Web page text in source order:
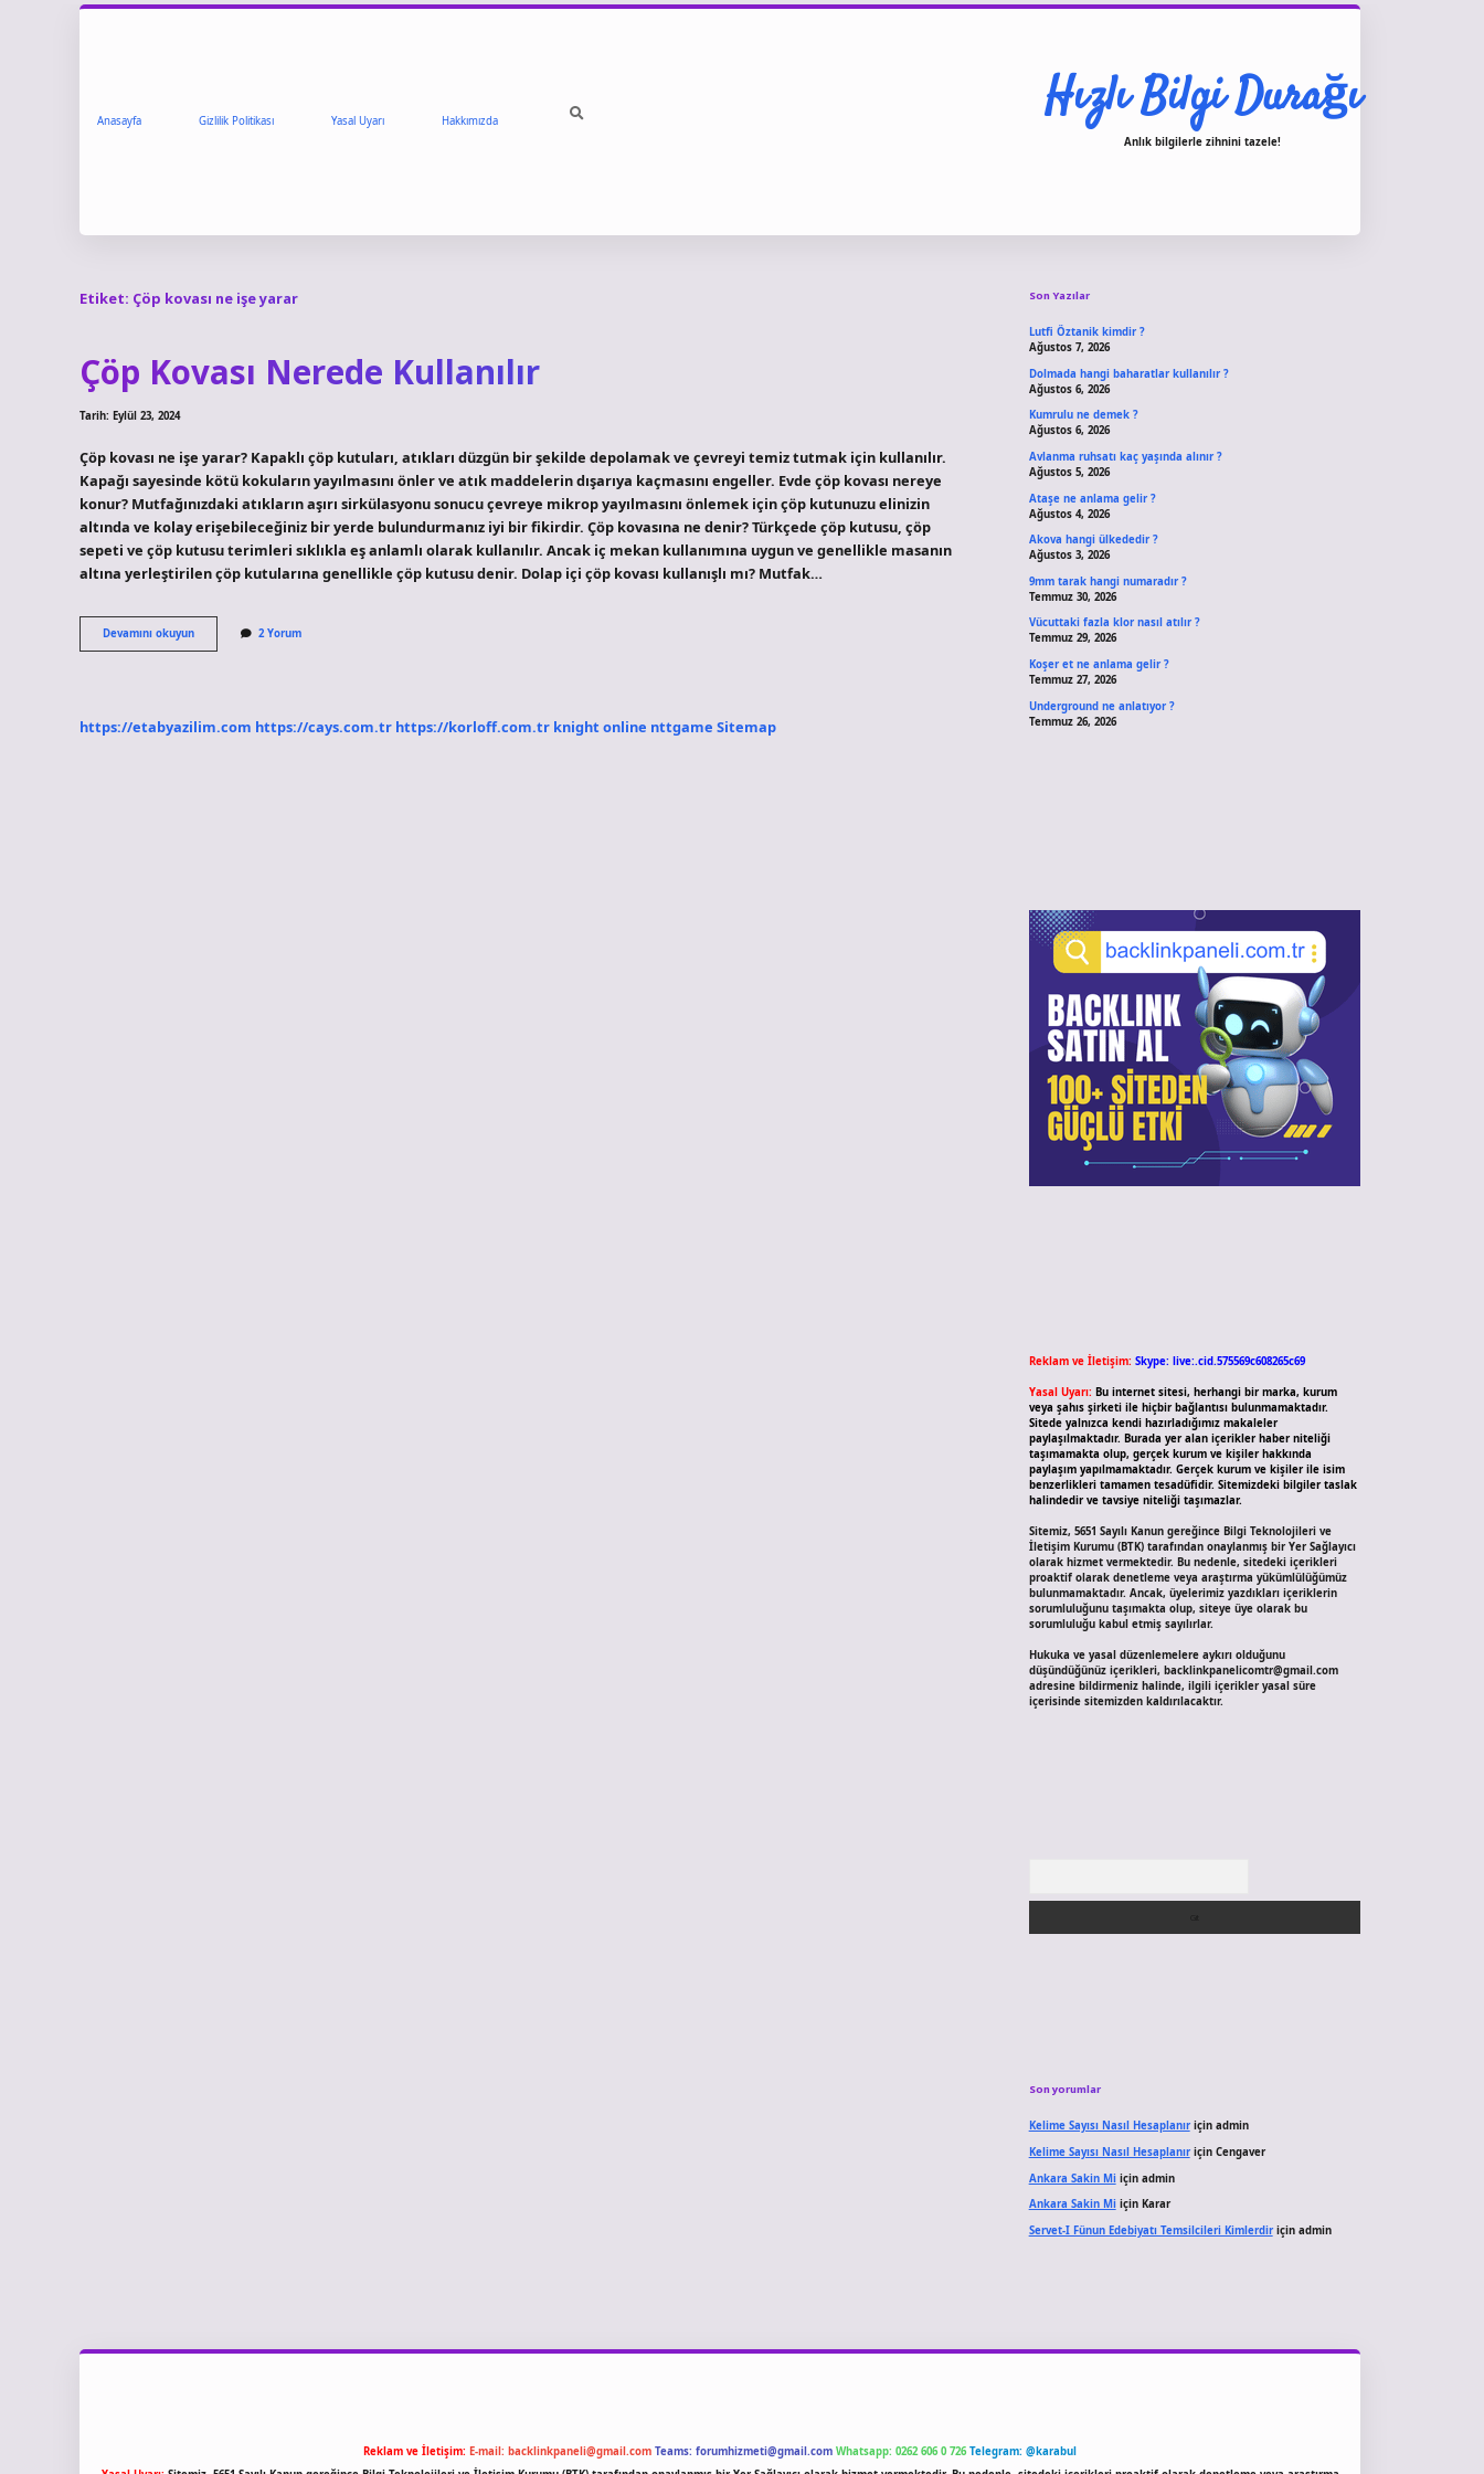
Anasayfa Gizlilik Politikası Yasal Uyarı Hakkımızda Hızlı Bilgi Durağı
Anlık bilgilerle zihnini tazele!
Etiket: Çöp kovası ne işe yarar
Çöp Kovası Nerede Kullanılır
Tarih: Eylül 23, 2024
Çöp kovası ne işe yarar? Kapaklı çöp kutuları, atıkları düzgün bir şekilde depolamak ve çevreyi temiz tutmak için kullanılır.
Kapağı sayesinde kötü kokuların yayılmasını önler ve atık maddelerin dışarıya kaçmasını engeller. Evde çöp kovası nereye
konur? Mutfağınızdaki atıkların aşırı sirkülasyonu sonucu çevreye mikrop yayılmasını önlemek için çöp kutunuzu elinizin
altında ve kolay erişebileceğiniz bir yerde bulundurmanız iyi bir fikirdir. Çöp kovasına ne denir? Türkçede çöp kutusu, çöp
sepeti ve çöp kutusu terimleri sıklıkla eş anlamlı olarak kullanılır. Ancak iç mekan kullanımına uygun ve genellikle masanın
altına yerleştirilen çöp kutularına genellikle çöp kutusu denir. Dolap içi çöp kovası kullanışlı mı? Mutfak…
Devamını okuyunÇöp
Kovası
2 Yorum
https://etabyazilim.com https://cays.com.tr https://korloff.com.tr knight online nttgame Sitemap
Son Yazılar
Lutfi Öztanik kimdir ?
Ağustos 7, 2026
Dolmada hangi baharatlar kullanılır ?
Ağustos 6, 2026
Kumrulu ne demek ?
Ağustos 6, 2026
Avlanma ruhsatı kaç yaşında alınır ?
Ağustos 5, 2026
Ataşe ne anlama gelir ?
Ağustos 4, 2026
Akova hangi ülkededir ?
Ağustos 3, 2026
9mm tarak hangi numaradır ?
Temmuz 30, 2026
Vücuttaki fazla klor nasıl atılır ?
Temmuz 29, 2026
Koşer et ne anlama gelir ?
Temmuz 27, 2026
Underground ne anlatıyor ?
Temmuz 26, 2026
Reklam ve İletişim: Skype: live:.cid.575569c608265c69
Yasal Uyarı: Bu internet sitesi, herhangi bir marka, kurum
veya şahıs şirketi ile hiçbir bağlantısı bulunmamaktadır.
Sitede yalnızca kendi hazırladığımız makaleler
paylaşılmaktadır. Burada yer alan içerikler haber niteliği
taşımamakta olup, gerçek kurum ve kişiler hakkında
paylaşım yapılmamaktadır. Gerçek kurum ve kişiler ile isim
benzerlikleri tamamen tesadüfidir. Sitemizdeki bilgiler taslak
halindedir ve tavsiye niteliği taşımazlar.
Sitemiz, 5651 Sayılı Kanun gereğince Bilgi Teknolojileri ve
İletişim Kurumu (BTK) tarafından onaylanmış bir Yer Sağlayıcı
olarak hizmet vermektedir. Bu nedenle, sitedeki içerikleri
proaktif olarak denetleme veya araştırma yükümlülüğümüz
bulunmamaktadır. Ancak, üyelerimiz yazdıkları içeriklerin
sorumluluğunu taşımakta olup, siteye üye olarak bu
sorumluluğu kabul etmiş sayılırlar.
Hukuka ve yasal düzenlemelere aykırı olduğunu
düşündüğünüz içerikleri, backlinkpanelicomtr@gmail.com
adresine bildirmeniz halinde, ilgili içerikler yasal süre
içerisinde sitemizden kaldırılacaktır.
Son yorumlar
Kelime Sayısı Nasıl Hesaplanıriçin admin
Kelime Sayısı Nasıl Hesaplanıriçin Cengaver
Ankara Sakin Miiçin admin
Ankara Sakin Miiçin Karar
Servet-I Fünun Edebiyatı Temsilcileri Kimlerdiriçin admin
Reklam ve İletişim: E-mail: backlinkpaneli@gmail.com Teams: forumhizmeti@gmail.com Whatsapp: 0262 606 0 726 Telegram: @karabul